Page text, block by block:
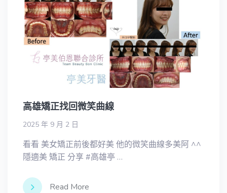
高雄矯正找回微笑曲線
2025 年 9 月 2 日
看看 美女矯正前後都好美 他的微笑曲線多美阿 ^^
隱適美 矯正 分享 #高雄亭 …
Read More